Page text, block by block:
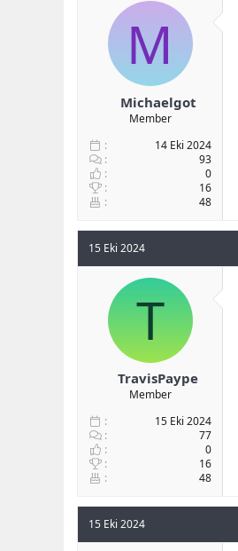
M
Michaelgot
Member
14 Eki 2024
93
0
16
48
15 Eki 2024
T
TravisPaype
Member
15 Eki 2024
77
0
16
48
15 Eki 2024